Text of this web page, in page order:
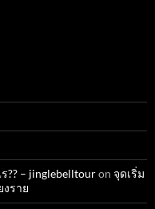
– jinglebelltouron จุดเริ่ม
ราย